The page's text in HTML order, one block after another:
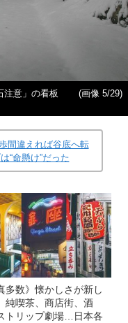
注意」の看板
(画像 5/29)
間違えれば谷底へ転
“命懸け”だった
多数》懐かしさが新し
喫茶、商店街、酒
トリップ劇場…日本各